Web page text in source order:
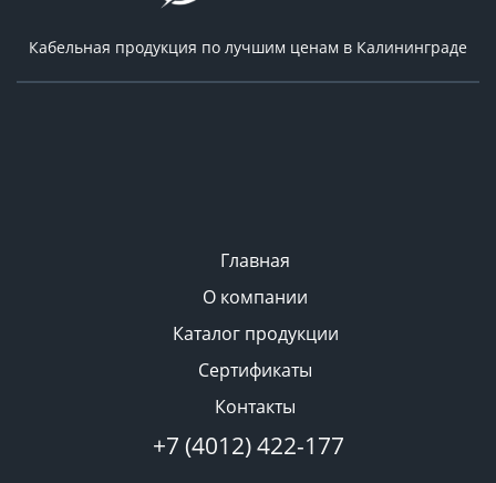
Кабельная продукция по лучшим ценам в Калининграде
Главная
О компании
Каталог продукции
Сертификаты
Контакты
+7 (4012) 422-177